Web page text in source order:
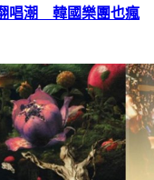
唱潮 韓國樂團也瘋